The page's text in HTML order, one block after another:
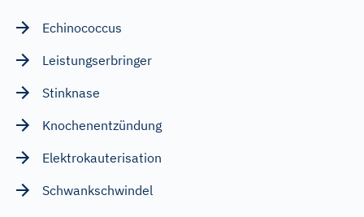
Echinococcus
Leistungserbringer
Stinknase
Knochenentzündung
Elektrokauterisation
Schwankschwindel